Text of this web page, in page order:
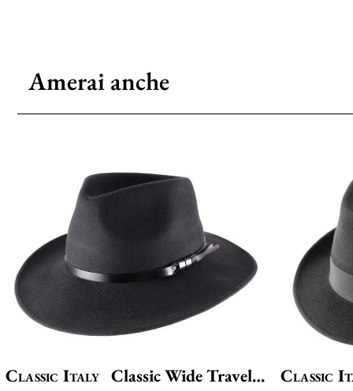
Amerai anche
Classic Italy Classic Wide Traveller Classic